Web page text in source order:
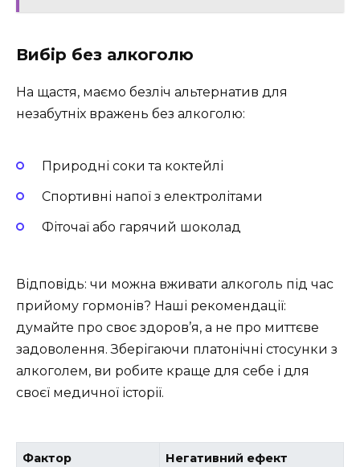
Вибір без алкоголю
На щастя, маємо безліч альтернатив для
незабутніх вражень без алкоголю:
Природні соки та коктейлі
Спортивні напої з електролітами
Фіточаї або гарячий шоколад
Відповідь: чи можна вживати алкоголь під час
прийому гормонів? Наші рекомендації:
думайте про своє здоров’я, а не про миттєве
задоволення. Зберігаючи платонічні стосунки з
алкоголем, ви робите краще для себе і для
своєї медичної історії.
Фактор Негативний ефект